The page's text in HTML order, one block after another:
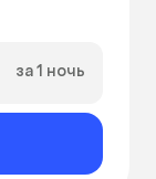
за 1 ночь